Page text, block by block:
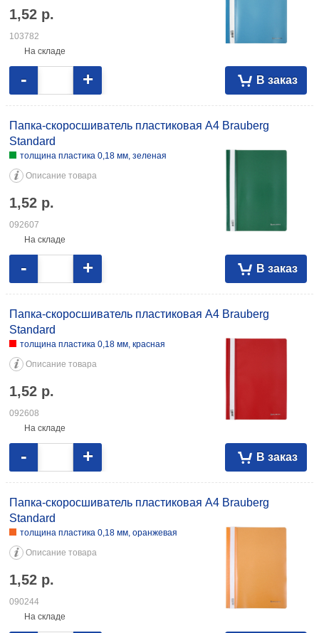
1,52 р.
103782
На складе
В заказ
- +
Папка-скоросшиватель пластиковая А4 Brauberg
Standard
толщина пластика 0,18 мм, зеленая
Описание товара
1,52 р.
092607
На складе
В заказ
- +
Папка-скоросшиватель пластиковая А4 Brauberg
Standard
толщина пластика 0,18 мм, красная
Описание товара
1,52 р.
092608
На складе
В заказ
- +
Папка-скоросшиватель пластиковая А4 Brauberg
Standard
толщина пластика 0,18 мм, оранжевая
Описание товара
1,52 р.
090244
На складе